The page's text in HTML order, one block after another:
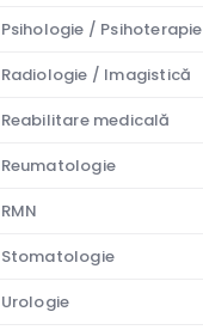
Psihologie / Psihoterapie
Radiologie / Imagistică
Reabilitare medicală
Reumatologie
RMN
Stomatologie
Urologie